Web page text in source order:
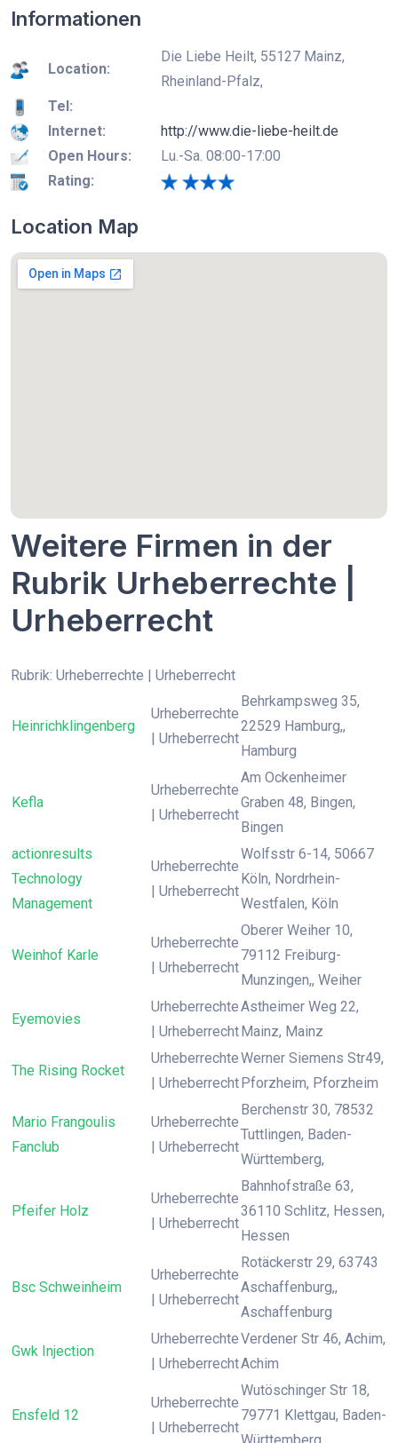
Informationen
Location:
Die Liebe Heilt, 55127 Mainz,
Rheinland-Pfalz,
Tel:
Internet:
http://www.die-liebe-heilt.de
Open Hours:
Lu.-Sa. 08:00-17:00
Rating:
Location Map
Weitere Firmen in der
Rubrik Urheberrechte |
Urheberrecht
Rubrik: Urheberrechte | Urheberrecht
Heinrichklingenberg
Urheberrechte
| Urheberrecht
Behrkampsweg 35,
22529 Hamburg,,
Hamburg
Kefla
Urheberrechte
| Urheberrecht
Am Ockenheimer
Graben 48, Bingen,
Bingen
actionresults
Technology
Management
Urheberrechte
| Urheberrecht
Wolfsstr 6-14, 50667
Köln, Nordrhein-
Westfalen, Köln
Weinhof Karle
Urheberrechte
| Urheberrecht
Oberer Weiher 10,
79112 Freiburg-
Munzingen,, Weiher
Eyemovies
Urheberrechte
| Urheberrecht
Astheimer Weg 22,
Mainz, Mainz
The Rising Rocket
Urheberrechte
| Urheberrecht
Werner Siemens Str49,
Pforzheim, Pforzheim
Mario Frangoulis
Fanclub
Urheberrechte
| Urheberrecht
Berchenstr 30, 78532
Tuttlingen, Baden-
Württemberg,
Pfeifer Holz
Urheberrechte
| Urheberrecht
Bahnhofstraße 63,
36110 Schlitz, Hessen,
Hessen
Bsc Schweinheim
Urheberrechte
| Urheberrecht
Rotäckerstr 29, 63743
Aschaffenburg,,
Aschaffenburg
Gwk Injection
Urheberrechte
| Urheberrecht
Verdener Str 46, Achim,
Achim
Ensfeld 12
Urheberrechte
| Urheberrecht
Wutöschinger Str 18,
79771 Klettgau, Baden-